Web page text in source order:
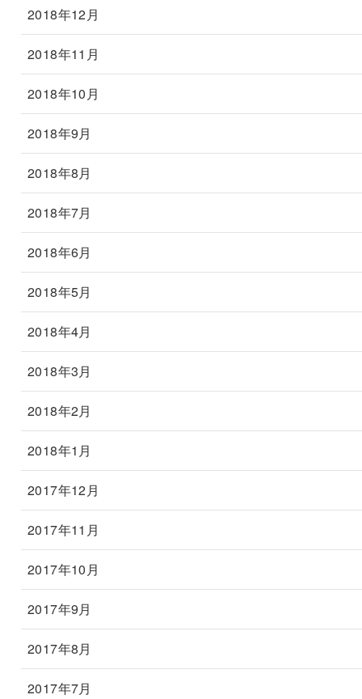
2018年12月
2018年11月
2018年10月
2018年9月
2018年8月
2018年7月
2018年6月
2018年5月
2018年4月
2018年3月
2018年2月
2018年1月
2017年12月
2017年11月
2017年10月
2017年9月
2017年8月
2017年7月